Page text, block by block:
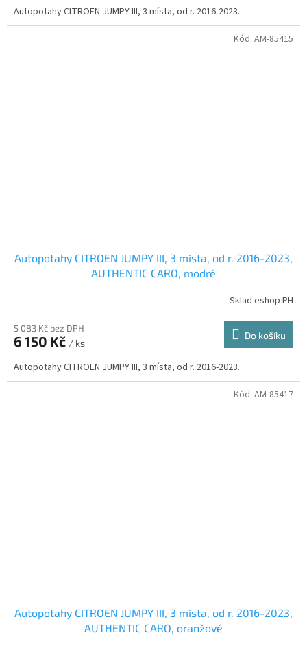
Autopotahy CITROEN JUMPY III, 3 místa, od r. 2016-2023.
Autopotahy CITROEN JUMPY III, 3 místa, od r. 2016-2023,
AUTHENTIC CARO, modré
Sklad eshop PH
5 083 Kč bez DPH
6 150 Kč / ks
Do košíku
Autopotahy CITROEN JUMPY III, 3 místa, od r. 2016-2023.
Kód: AM-85415
Autopotahy CITROEN JUMPY III, 3 místa, od r. 2016-2023,
AUTHENTIC CARO, oranžové
Kód: AM-85417